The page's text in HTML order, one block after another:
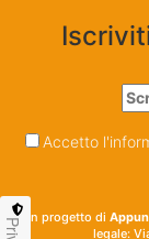
Accetto
Un progetto di
legale: